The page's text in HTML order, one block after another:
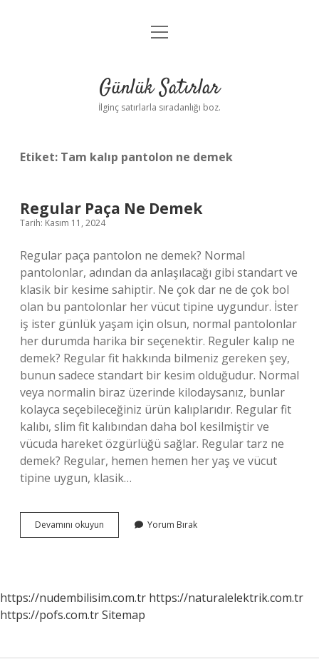
Anasayfa
Yasal Uyarı
menüyü
Günlük Satırlar
İlginç satırlarla sıradanlığı boz.
Etiket: Tam kalıp pantolon ne demek
Regular Paça Ne Demek
Tarih: Kasım 11, 2024
Regular paça pantolon ne demek? Normal
pantolonlar, adından da anlaşılacağı gibi standart ve
klasik bir kesime sahiptir. Ne çok dar ne de çok bol
olan bu pantolonlar her vücut tipine uygundur. İster
iş ister günlük yaşam için olsun, normal pantolonlar
her durumda harika bir seçenektir. Reguler kalıp ne
demek? Regular fit hakkında bilmeniz gereken şey,
bunun sadece standart bir kesim olduğudur. Normal
veya normalin biraz üzerinde kilodaysanız, bunlar
kolayca seçebileceğiniz ürün kalıplarıdır. Regular fit
kalıbı, slim fit kalıbından daha bol kesilmiştir ve
vücuda hareket özgürlüğü sağlar. Regular tarz ne
demek? Regular, hemen hemen her yaş ve vücut
tipine uygun, klasik…
Devamını okuyun
Paça
Yorum Bırak
https://nudembilisim.com.tr https://naturalelektrik.com.tr
https://pofs.com.trSitemap